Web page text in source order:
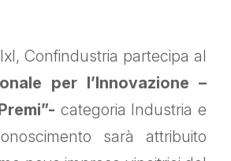
Confindustria partecipa al
per l’Innovazione –
categoria Industria e
sarà attribuito